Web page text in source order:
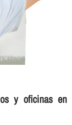
y oficinas en